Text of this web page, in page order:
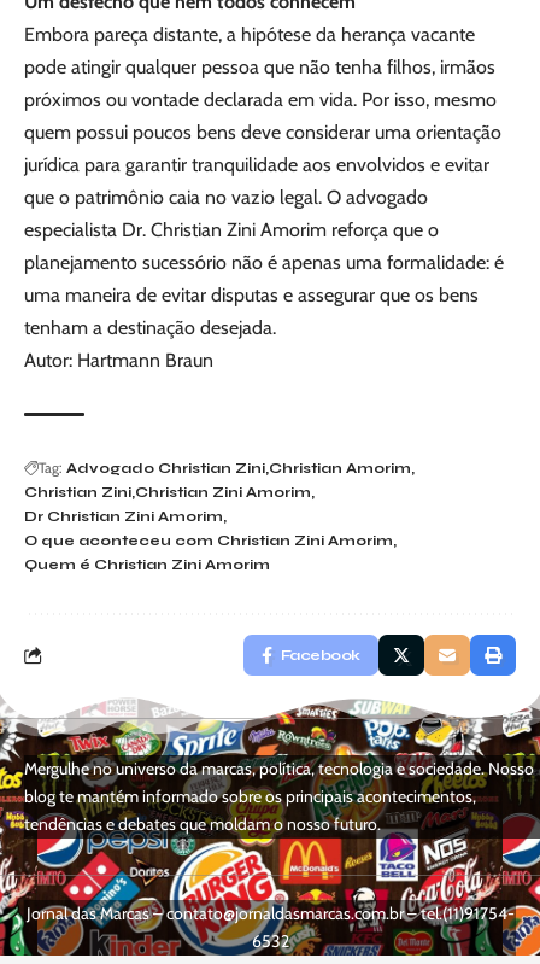
Embora pareça distante, a hipótese da herança vacante
pode atingir qualquer pessoa que não tenha filhos, irmãos
próximos ou vontade declarada em vida. Por isso, mesmo
quem possui poucos bens deve considerar uma orientação
jurídica para garantir tranquilidade aos envolvidos e evitar
que o patrimônio caia no vazio legal. O advogado
especialista Dr. Christian Zini Amorim reforça que o
planejamento sucessório não é apenas uma formalidade: é
uma maneira de evitar disputas e assegurar que os bens
tenham a destinação desejada.
Autor: Hartmann Braun
Tag: Advogado Christian Zini Christian Amorim
Christian Zini Christian Zini Amorim
Dr Christian Zini Amorim
O que aconteceu com Christian Zini Amorim
Quem é Christian Zini Amorim
Facebook
Mergulhe no universo da marcas, política, tecnologia e sociedade. Nosso
blog te mantém informado sobre os principais acontecimentos,
tendências e debates que moldam o nosso futuro.
Jornal das Marcas –contato@jornaldasmarcas.com.br– tel.(11)91754-
6532